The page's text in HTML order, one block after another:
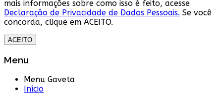
mais informações sobre como isso é feito, acesse
Declaração de Privacidade de Dados Pessoais. Se você
concorda, clique em ACEITO.
ACEITO
Menu
Menu Gaveta
Início